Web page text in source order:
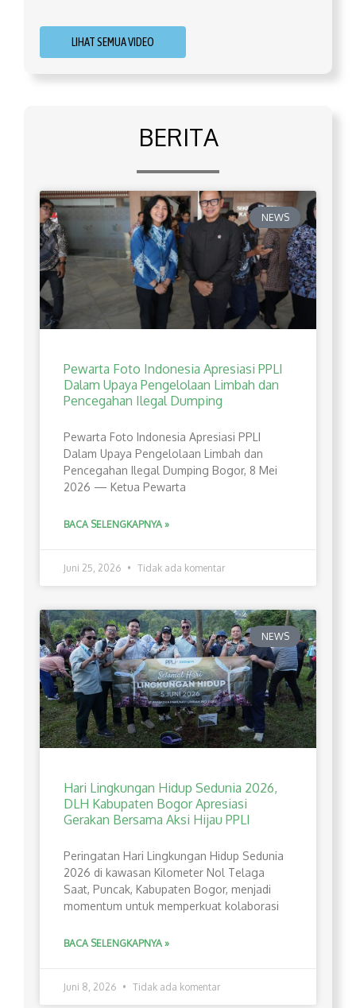
LIHAT SEMUA VIDEO
BERITA
NEWS
Pewarta Foto Indonesia Apresiasi PPLI
Dalam Upaya Pengelolaan Limbah dan
Pencegahan Ilegal Dumping
Pewarta Foto Indonesia Apresiasi PPLI
Dalam Upaya Pengelolaan Limbah dan
Pencegahan Ilegal Dumping Bogor, 8 Mei
2026 — Ketua Pewarta
BACA SELENGKAPNYA »
Juni 25, 2026 Tidak ada komentar
NEWS
Hari Lingkungan Hidup Sedunia 2026,
DLH Kabupaten Bogor Apresiasi
Gerakan Bersama Aksi Hijau PPLI
Peringatan Hari Lingkungan Hidup Sedunia
2026 di kawasan Kilometer Nol Telaga
Saat, Puncak, Kabupaten Bogor, menjadi
momentum untuk memperkuat kolaborasi
BACA SELENGKAPNYA »
Juni 8, 2026 Tidak ada komentar